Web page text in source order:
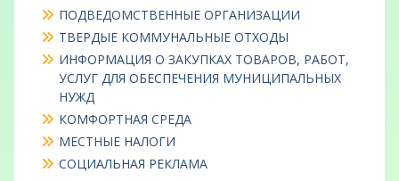
ПОДВЕДОМСТВЕННЫЕ ОРГАНИЗАЦИИ
ТВЕРДЫЕ КОММУНАЛЬНЫЕ ОТХОДЫ
ИНФОРМАЦИЯ О ЗАКУПКАХ ТОВАРОВ, РАБОТ,
УСЛУГ ДЛЯ ОБЕСПЕЧЕНИЯ МУНИЦИПАЛЬНЫХ
НУЖД
КОМФОРТНАЯ СРЕДА
МЕСТНЫЕ НАЛОГИ
СОЦИАЛЬНАЯ РЕКЛАМА